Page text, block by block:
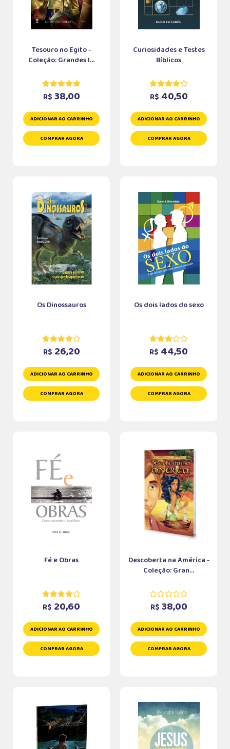
Tesouro no Egito -
Coleção: Grandes I...
R$ 38,00
ADICIONAR AO CARRINHO
COMPRAR AGORA
Curiosidades e Testes
Bíblicos
R$ 40,50
ADICIONAR AO CARRINHO
COMPRAR AGORA
Os Dinossauros
R$ 26,20
ADICIONAR AO CARRINHO
COMPRAR AGORA
Os dois lados do sexo
R$ 44,50
ADICIONAR AO CARRINHO
COMPRAR AGORA
Fé e Obras
R$ 20,60
ADICIONAR AO CARRINHO
COMPRAR AGORA
Descoberta na América -
Coleção: Gran...
R$ 38,00
ADICIONAR AO CARRINHO
COMPRAR AGORA